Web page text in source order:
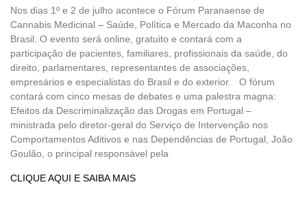
Nos dias 1º e 2 de julho acontece o Fórum Paranaense de
Cannabis Medicinal – Saúde, Política e Mercado da Maconha no
Brasil. O evento será online, gratuito e contará com a
participação de pacientes, familiares, profissionais da saúde, do
direito, parlamentares, representantes de associações,
empresários e especialistas do Brasil e do exterior. O fórum
contará com cinco mesas de debates e uma palestra magna:
Efeitos da Descriminalização das Drogas em Portugal –
ministrada pelo diretor-geral do Serviço de Intervenção nos
Comportamentos Aditivos e nas Dependências de Portugal, João
Goulão, o principal responsável pela
CLIQUE AQUI E SAIBA MAIS